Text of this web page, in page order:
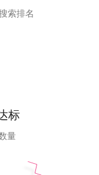
索排名
标
量